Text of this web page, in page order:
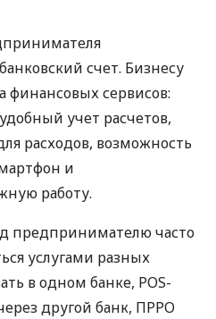
счет. Бизнесу
финансовых сервисов:
учет расчетов,
расходов, возможность
и
работу.
предпринимателю часто
услугами разных
в одном банке, POS-
другой банк, ПРРО